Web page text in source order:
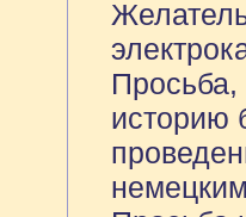
Просьба,
историю